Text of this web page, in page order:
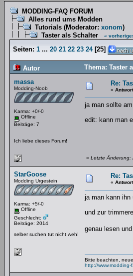
MODDING-FAQ FORUM
Alles rund ums Modden
Tutorials (Moderator: xonom)
Taster als Schalter
«
Seiten: 1 ... 20 21 22 23 24[25]
Autor
Thema: Taster
massa
Modding-Noob
Karma: +0/-0
Offline
Beiträge: 7
Ich liebe dieses Forum!
Re:
«
ja man sollte
edit: kann man
« Letzte Änderung:
StarGoose
Modding Urgestein
Karma: +5/-0
Offline
Geschlecht:
Beiträge: 2014
selber suchen tut nicht weh!
Re:
«
ja man kann ihn
und zur
genau lesen
Bitte beachten,
http://